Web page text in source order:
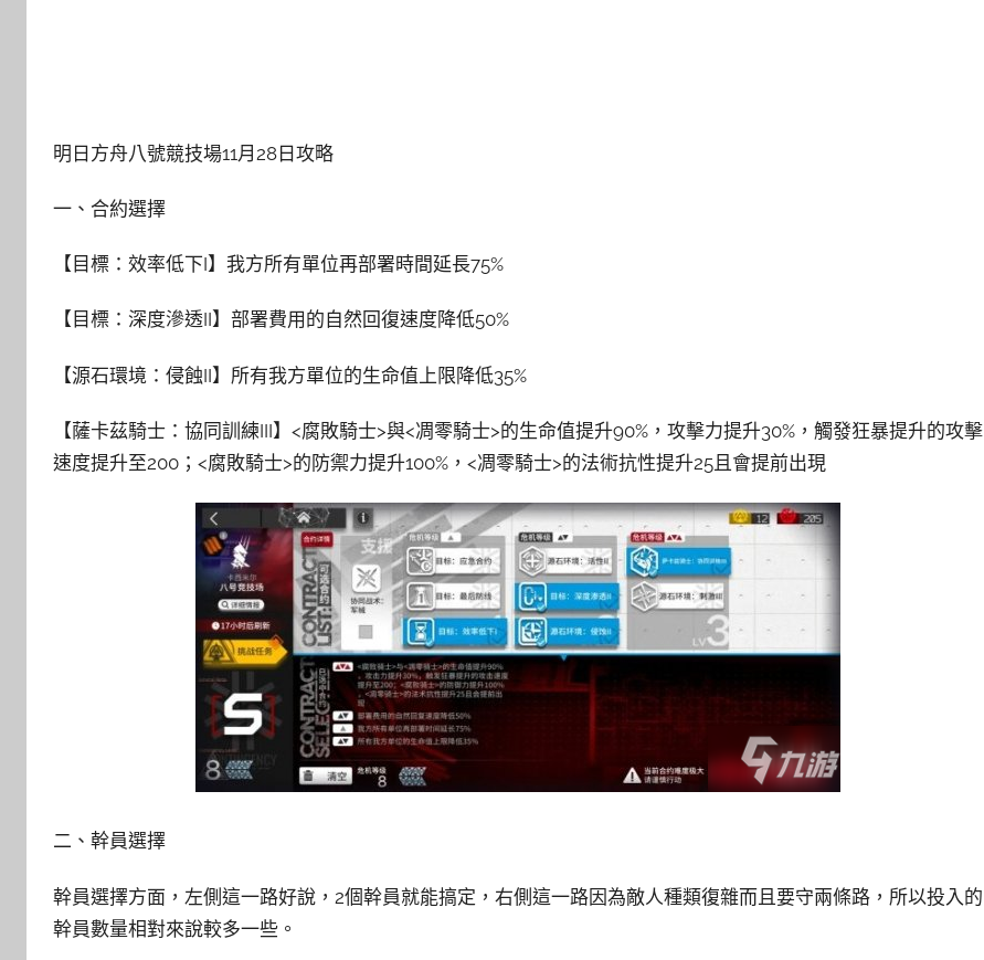
明日方舟八號競技場11月28日攻略
一、合約選擇
【目標：效率低下I】我方所有單位再部署時間延長75%
【目標：深度滲透II】部署費用的自然回復速度降低50%
【源石環境：侵蝕II】所有我方單位的生命值上限降低35%
【薩卡茲騎士：協同訓練III】<腐敗騎士>與<凋零騎士>的生命值提升90%，攻擊力提升30%，觸發狂暴提升的攻擊
速度提升至200；<腐敗騎士>的防禦力提升100%，<凋零騎士>的法術抗性提升25且會提前出現
二、幹員選擇
幹員選擇方面，左側這一路好說，2個幹員就能搞定，右側這一路因為敵人種類復雜而且要守兩條路，所以投入的
幹員數量相對來說較多一些。